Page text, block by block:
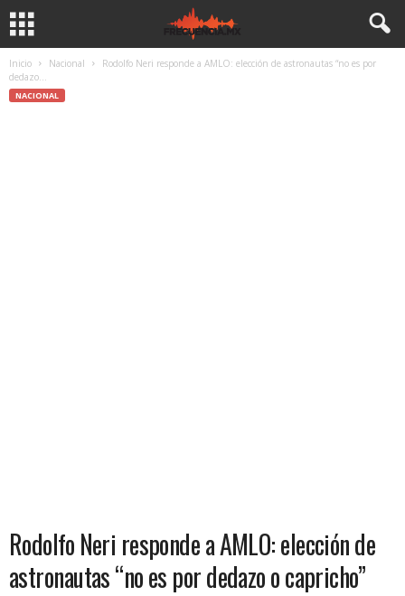
Inicio Nacional
Rodolfo Neri responde a AMLO: elección de astronautas “no es por
dedazo...
NACIONAL
Rodolfo Neri responde a AMLO: elección de
astronautas “no es por dedazo o capricho”